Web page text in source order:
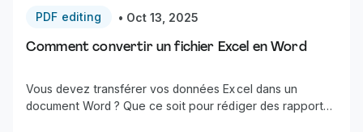
PDF editing • Oct 13, 2025
Comment convertir un fichier Excel en Word
Vous devez transférer vos données Excel dans un
document Word ? Que ce soit pour rédiger des rapports,